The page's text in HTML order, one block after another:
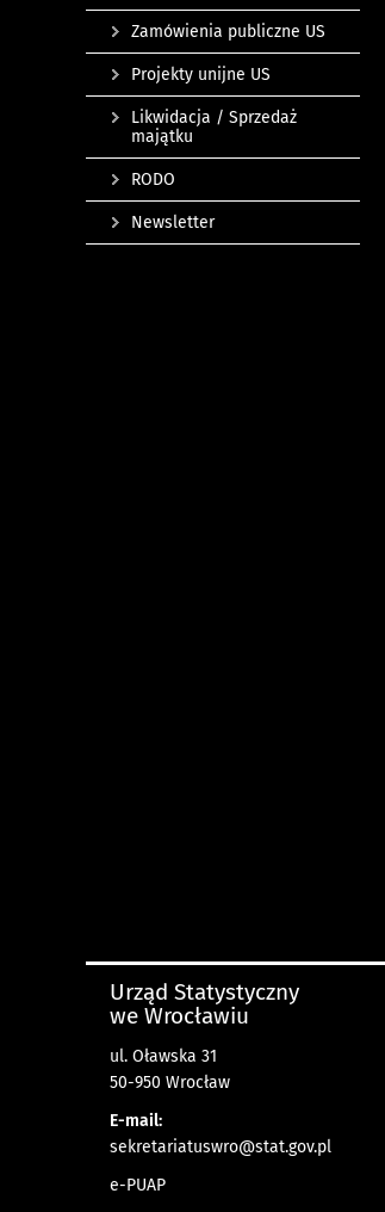
Zamówienia publiczne US
Projekty unijne US
Likwidacja / Sprzedaż
majątku
RODO
Newsletter
Urząd Statystyczny
we Wrocławiu
ul. Oławska 31
50-950 Wrocław
E-mail:
sekretariatuswro@stat.gov.pl
e-PUAP